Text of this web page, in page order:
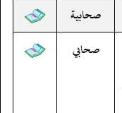
صحابية
صحابي